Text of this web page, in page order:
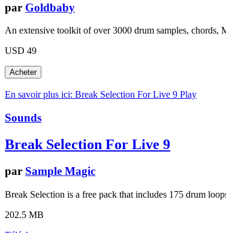
par Goldbaby
An extensive toolkit of over 3000 drum samples, chords,
USD 49
En savoir plus ici: Break Selection For Live 9 Play
Sounds
Break Selection For Live 9
par Sample Magic
Break Selection is a free pack that includes 175 drum
202.5 MB